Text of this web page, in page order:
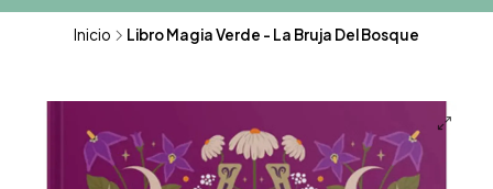
Inicio Libro Magia Verde - La Bruja Del Bosque